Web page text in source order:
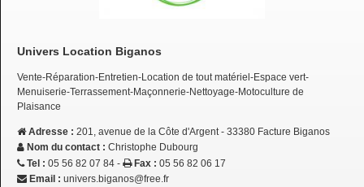
Univers Location Biganos
Vente-Réparation-Entretien-Location de tout matériel-Espace vert-
Menuiserie-Terrassement-Maçonnerie-Nettoyage-Motoculture de
Plaisance
Adresse : 201, avenue de la Côte d'Argent - 33380 Facture Biganos
Nom du contact : Christophe Dubourg
Tel : 05 56 82 07 84 - Fax : 05 56 82 06 17
Email : univers.biganos@free.fr